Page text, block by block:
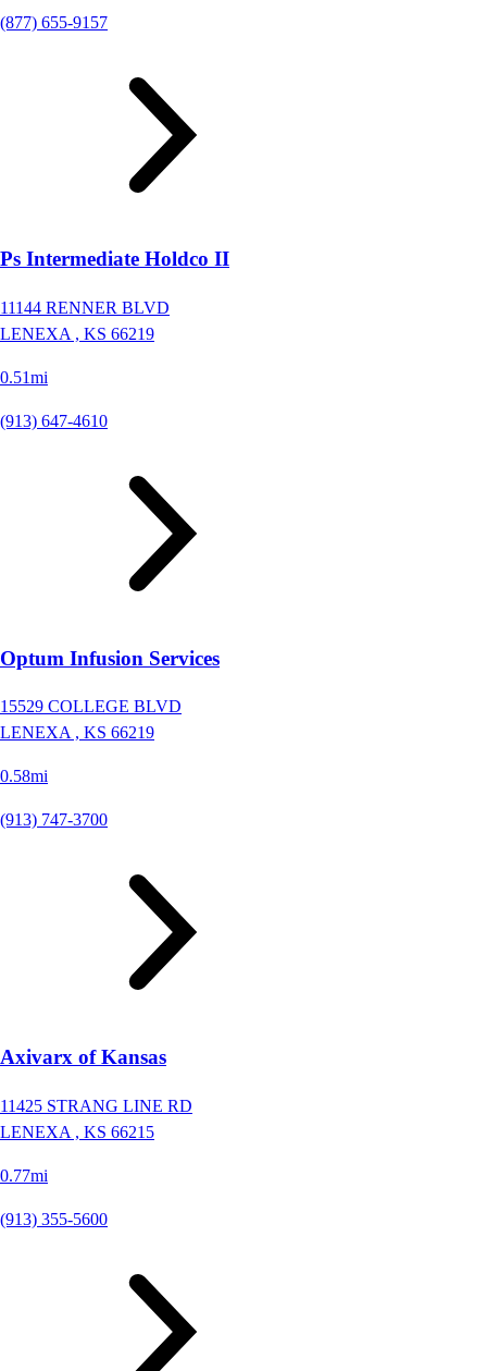
(877) 655-9157
Ps Intermediate Holdco II
11144 RENNER BLVD
LENEXA , KS 66219
0.51mi
(913) 647-4610
Optum Infusion Services
15529 COLLEGE BLVD
LENEXA , KS 66219
0.58mi
(913) 747-3700
Axivarx of Kansas
11425 STRANG LINE RD
LENEXA , KS 66215
0.77mi
(913) 355-5600